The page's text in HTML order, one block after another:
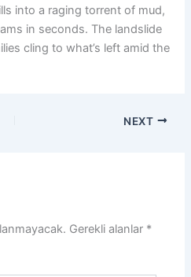
into a raging torrent of mud,
in seconds. The landslide
cling to what’s left amid the
NEXT
Gerekli alanlar *